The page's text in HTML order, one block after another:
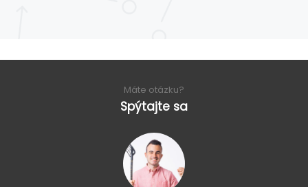
Máte otázku?
Spýtajte sa